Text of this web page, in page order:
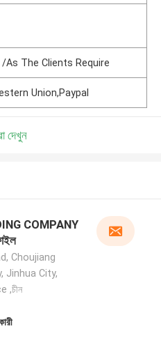
As The Clients Require
Union,Paypal
দেখুন
COMPANY
Choujiang
Jinhua City,
,চীন